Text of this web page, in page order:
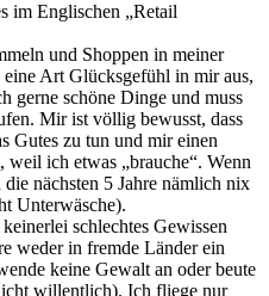
im Englischen „Retail
und Shoppen in meiner
Art Glücksgefühl in mir aus,
gerne schöne Dinge und muss
Mir ist völlig bewusst, dass
Gutes zu tun und mir einen
weil ich etwas „brauche“. Wenn
nächsten 5 Jahre nämlich nix
Unterwäsche).
schlechtes Gewissen
weder in fremde Länder ein
keine Gewalt an oder beute
willentlich). Ich fliege nur